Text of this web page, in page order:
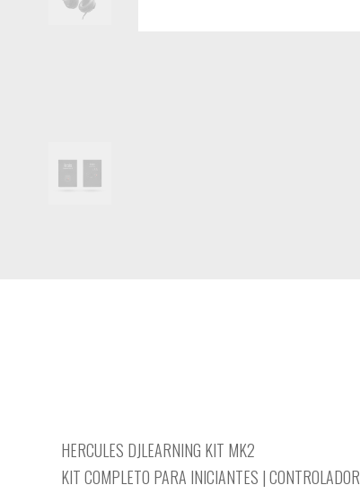
HERCULES DJLEARNING KIT MK2
KIT COMPLETO PARA INICIANTES |